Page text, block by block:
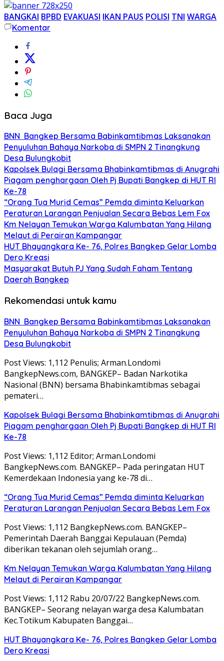
BANGKAI BPBD EVAKUASI IKAN PAUS POLISI TNI WARGA
Komentar
Baca Juga
BNN Bangkep Bersama Babinkamtibmas Laksanakan
Penyuluhan Bahaya Narkoba di SMPN 2 Tinangkung
Desa Bulungkobit
Kapolsek Bulagi Bersama Bhabinkamtibmas di Anugrahi
Piagam penghargaan Oleh Pj Bupati Bangkep di HUT RI
Ke-78
“Orang Tua Murid Cemas” Pemda diminta Keluarkan
Peraturan Larangan Penjualan Secara Bebas Lem Fox
Km Nelayan Temukan Warga Kalumbatan Yang Hilang
Melaut di Perairan Kampangar
HUT Bhayangkara Ke- 76, Polres Bangkep Gelar Lomba
Dero Kreasi
Masyarakat Butuh PJ Yang Sudah Faham Tentang
Daerah Bangkep
Rekomendasi untuk kamu
BNN Bangkep Bersama Babinkamtibmas Laksanakan
Penyuluhan Bahaya Narkoba di SMPN 2 Tinangkung
Desa Bulungkobit
Post Views: 1,112 Penulis; Arman.Londomi
BangkepNews.com, BANGKEP– Badan Narkotika
Nasional (BNN) bersama Bhabinkamtibmas sebagai
pemateri…
Kapolsek Bulagi Bersama Bhabinkamtibmas di Anugrahi
Piagam penghargaan Oleh Pj Bupati Bangkep di HUT RI
Ke-78
Post Views: 1,112 Editor; Arman.Londomi
BangkepNews.com. BANGKEP– Pada peringatan HUT
Kemerdekaan Indonesia yang ke-78 di…
“Orang Tua Murid Cemas” Pemda diminta Keluarkan
Peraturan Larangan Penjualan Secara Bebas Lem Fox
Post Views: 1,112 BangkepNews.com. BANGKEP–
Pemerintah Daerah Banggai Kepulauan (Pemda)
diberikan tekanan oleh sejumlah orang…
Km Nelayan Temukan Warga Kalumbatan Yang Hilang
Melaut di Perairan Kampangar
Post Views: 1,112 Rabu 20/07/22 BangkepNews.com.
BANGKEP– Seorang nelayan warga desa Kalumbatan
Kec.Totikum Kabupaten Banggai…
HUT Bhayangkara Ke- 76, Polres Bangkep Gelar Lomba
Dero Kreasi